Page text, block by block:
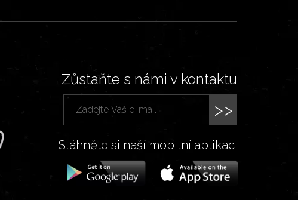
Zůstaňte s námi v kontaktu
>>
Stáhněte si naší mobilní aplikaci